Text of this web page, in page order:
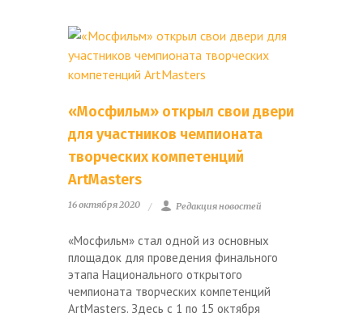
«Мосфильм» открыл свои двери
для участников чемпионата
творческих компетенций
ArtMasters
16 октября 2020 Редакция новостей
«Мосфильм» стал одной из основных
площадок для проведения финального
этапа Национального открытого
чемпионата творческих компетенций
ArtMasters. Здесь с 1 по 15 октября